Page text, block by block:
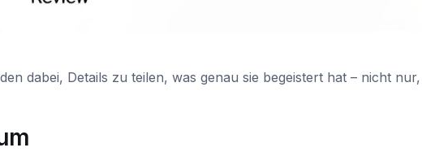
dabei, Details zu teilen, was genau sie begeistert hat – nicht nur,